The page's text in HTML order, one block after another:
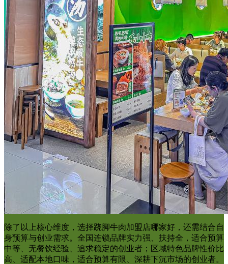
除了以上核心维度，选择跷脚牛肉加盟店哪家好，还需结合自
身预算与创业需求。全国连锁品牌实力强、扶持全，适合预算
中等、无餐饮经验、追求稳定的创业者；区域特色品牌性价比
高、适配本地口味，适合预算有限、深耕下沉市场的创业者。